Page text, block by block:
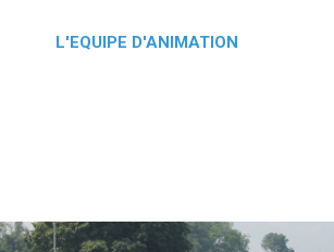
L'EQUIPE D'ANIMATION